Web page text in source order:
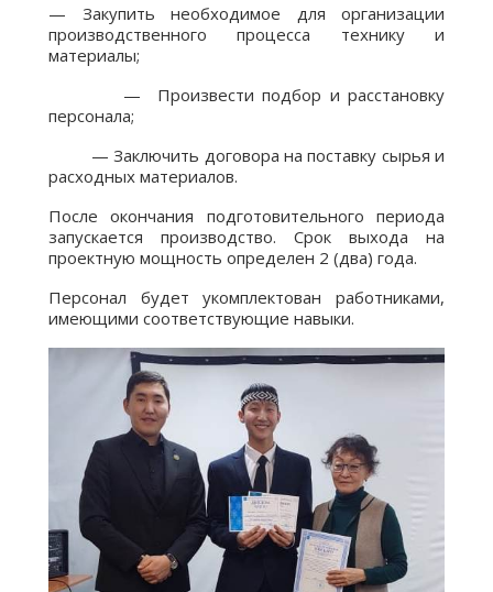
— Закупить необходимое для организации
производственного процесса технику и
материалы;
— Произвести подбор и расстановку
персонала;
— Заключить договора на поставку сырья и
расходных материалов.
После окончания подготовительного периода
запускается производство. Срок выхода на
проектную мощность определен 2 (два) года.
Персонал будет укомплектован работниками,
имеющими соответствующие навыки.